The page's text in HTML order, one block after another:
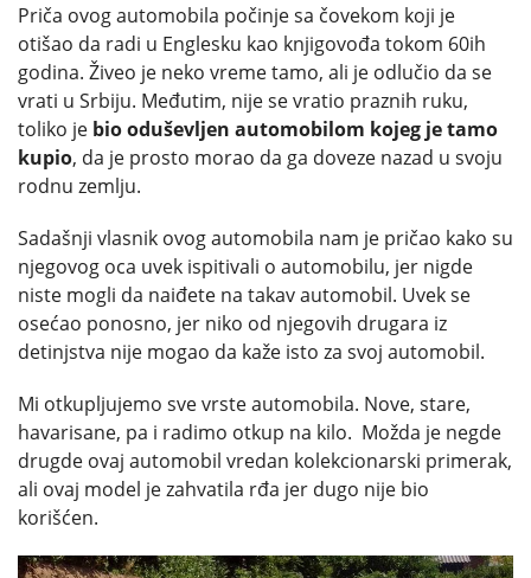
Priča ovog automobila počinje sa čovekom koji je
otišao da radi u Englesku kao knjigovođa tokom 60ih
godina. Živeo je neko vreme tamo, ali je odlučio da se
vrati u Srbiju. Međutim, nije se vratio praznih ruku,
toliko je bio oduševljen automobilom kojeg je tamo
kupio, da je prosto morao da ga doveze nazad u svoju
rodnu zemlju.
Sadašnji vlasnik ovog automobila nam je pričao kako su
njegovog oca uvek ispitivali o automobilu, jer nigde
niste mogli da naiđete na takav automobil. Uvek se
osećao ponosno, jer niko od njegovih drugara iz
detinjstva nije mogao da kaže isto za svoj automobil.
Mi otkupljujemo sve vrste automobila. Nove, stare,
havarisane, pa i radimo otkup na kilo. Možda je negde
drugde ovaj automobil vredan kolekcionarski primerak,
ali ovaj model je zahvatila rđa jer dugo nije bio
korišćen.